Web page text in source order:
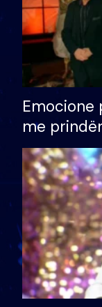
Emocione
me
divorci